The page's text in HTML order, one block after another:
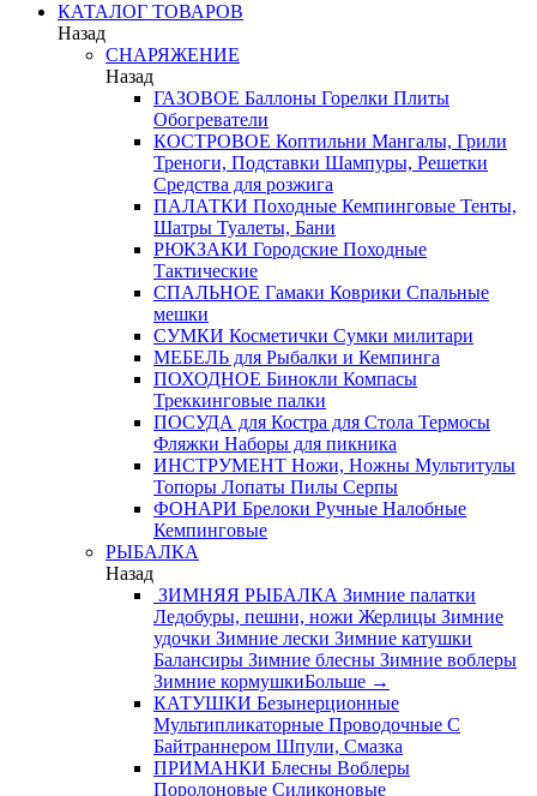
КАТАЛОГ ТОВАРОВ
Назад
СНАРЯЖЕНИЕ
Назад
ГАЗОВОЕ Баллоны Горелки Плиты
Обогреватели
КОСТРОВОЕ Коптильни Мангалы, Грили
Треноги, Подставки Шампуры, Решетки
Средства для розжига
ПАЛАТКИ Походные Кемпинговые Тенты,
Шатры Туалеты, Бани
РЮКЗАКИ Городские Походные
Тактические
СПАЛЬНОЕ Гамаки Коврики Спальные
мешки
СУМКИ Косметички Сумки милитари
МЕБЕЛЬ для Рыбалки и Кемпинга
ПОХОДНОЕ Бинокли Компасы
Треккинговые палки
ПОСУДА для Костра для Стола Термосы
Фляжки Наборы для пикника
ИНСТРУМЕНТ Ножи, Ножны Мультитулы
Топоры Лопаты Пилы Серпы
ФОНАРИ Брелоки Ручные Налобные
Кемпинговые
РЫБАЛКА
Назад
ЗИМНЯЯ РЫБАЛКА Зимние палатки
Ледобуры, пешни, ножи Жерлицы Зимние
удочки Зимние лески Зимние катушки
Балансиры Зимние блесны Зимние воблеры
Зимние кормушкиБольше →
КАТУШКИ Безынерционные
Мультипликаторные Проводочные С
Байтраннером Шпули, Смазка
ПРИМАНКИ Блесны Воблеры
Поролоновые Силиконовые